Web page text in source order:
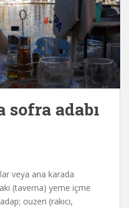
sofra adabı
veya ana karada
(taverna) yeme içme
ouzeri (rakıcı,